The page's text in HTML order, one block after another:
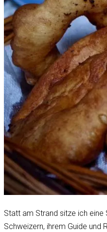
Statt am Strand sitze ich eine
Schweizern, ihrem Guide und